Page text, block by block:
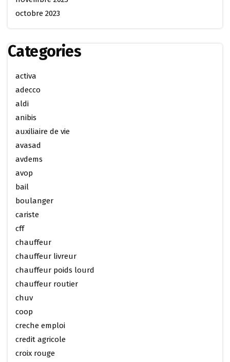
octobre 2023
Categories
activa
adecco
aldi
anibis
auxiliaire de vie
avasad
avdems
avop
bail
boulanger
cariste
cff
chauffeur
chauffeur livreur
chauffeur poids lourd
chauffeur routier
chuv
coop
creche emploi
credit agricole
croix rouge